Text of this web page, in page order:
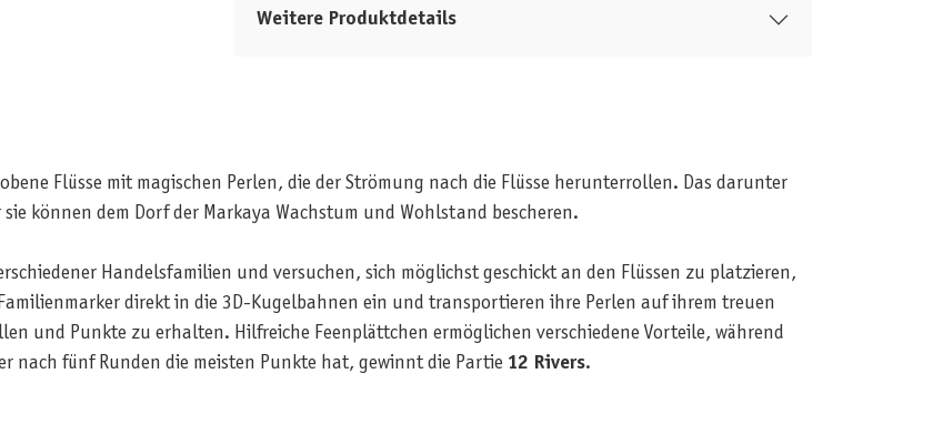
Weitere Produktdetails
Flüsse mit magischen Perlen, die der Strömung nach die Flüsse herunterrollen. Das darunter
können dem Dorf der Markaya Wachstum und Wohlstand bescheren.
Handelsfamilien und versuchen, sich möglichst geschickt an den Flüssen zu platzieren,
direkt in die 3D-Kugelbahnen ein und transportieren ihre Perlen auf ihrem treuen
und Punkte zu erhalten. Hilfreiche Feenplättchen ermöglichen verschiedene Vorteile, während
nach fünf Runden die meisten Punkte hat, gewinnt die Partie 12 Rivers.